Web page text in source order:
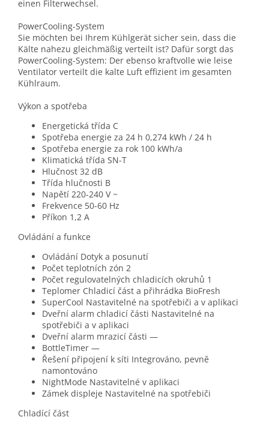
einen Filterwechsel.
PowerCooling-System
Sie möchten bei Ihrem Kühlgerät sicher sein, dass die
Kälte nahezu gleichmäßig verteilt ist? Dafür sorgt das
PowerCooling-System: Der ebenso kraftvolle wie leise
Ventilator verteilt die kalte Luft effizient im gesamten
Kühlraum.
Výkon a spotřeba
Energetická třída C
Spotřeba energie za 24 h 0,274 kWh / 24 h
Spotřeba energie za rok 100 kWh/a
Klimatická třída SN-T
Hlučnost 32 dB
Třída hlučnosti B
Napětí 220-240 V ~
Frekvence 50-60 Hz
Příkon 1,2 A
Ovládání a funkce
Ovládání Dotyk a posunutí
Počet teplotních zón 2
Počet regulovatelných chladicích okruhů 1
Teplomer Chladicí část a přihrádka BioFresh
SuperCool Nastavitelné na spotřebiči a v aplikaci
Dveřní alarm chladicí části Nastavitelné na
spotřebiči a v aplikaci
Dveřní alarm mrazicí části —
BottleTimer —
Řešení připojení k síti Integrováno, pevně
namontováno
NightMode Nastavitelné v aplikaci
Zámek displeje Nastavitelné na spotřebiči
Chladící část